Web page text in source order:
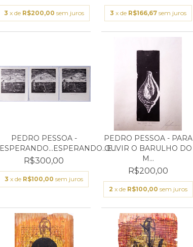
3 x de R$200,00 sem juros 3 x de R$166,67 sem juros
PEDRO PESSOA -
ESPERANDO...ESPERANDO...E...
R$300,00
3 x de R$100,00 sem juros
PEDRO PESSOA - PARA
OUVIR O BARULHO DO
M...
R$200,00
2 x de R$100,00 sem juros